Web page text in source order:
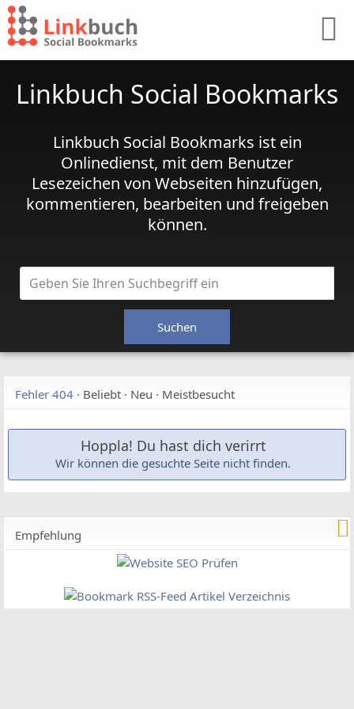
Linkbuch Social Bookmarks
Linkbuch Social Bookmarks ist ein
Onlinedienst, mit dem Benutzer
Lesezeichen von Webseiten hinzufügen,
kommentieren, bearbeiten und freigeben
können.
Fehler 404 · Beliebt · Neu · Meistbesucht
Hoppla! Du hast dich verirrt
Wir können die gesuchte Seite nicht finden.
Empfehlung